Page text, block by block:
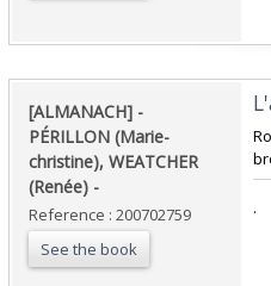
‎[ALMANACH] -
PÉRILLON (Marie-
christine), WEATCHER
(Renée) - ‎
Reference : 200702759
See the book
‎.‎